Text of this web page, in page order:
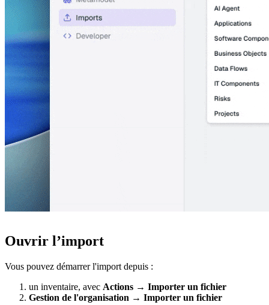
Ouvrir l’import
Vous pouvez démarrer l'import depuis :
un inventaire, avec Actions → Importer un fichier
Gestion de l'organisation → Importer un fichier